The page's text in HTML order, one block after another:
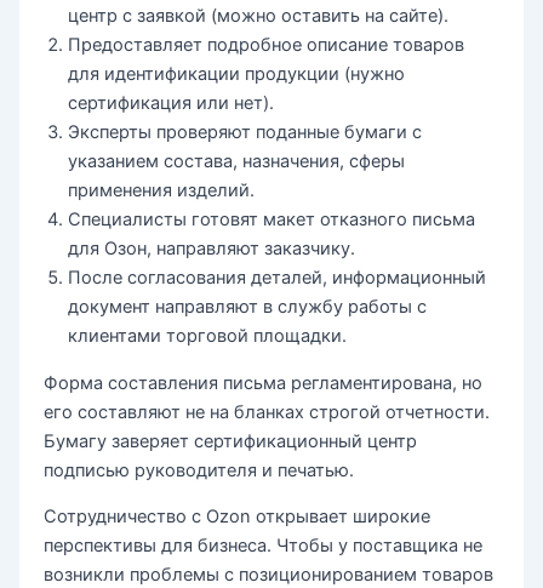
центр с заявкой (можно оставить на сайте).
Предоставляет подробное описание товаров
для идентификации продукции (нужно
сертификация или нет).
Эксперты проверяют поданные бумаги с
указанием состава, назначения, сферы
применения изделий.
Специалисты готовят макет отказного письма
для Озон, направляют заказчику.
После согласования деталей, информационный
документ направляют в службу работы с
клиентами торговой площадки.
Форма составления письма регламентирована, но
его составляют не на бланках строгой отчетности.
Бумагу заверяет сертификационный центр
подписью руководителя и печатью.
Сотрудничество с Ozon открывает широкие
перспективы для бизнеса. Чтобы у поставщика не
возникли проблемы с позиционированием товаров